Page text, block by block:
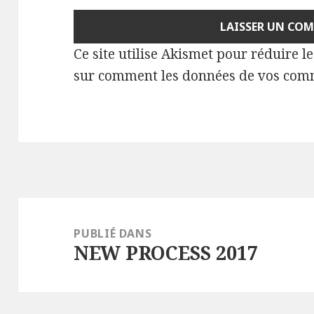
Ce site utilise Akismet pour réduire
sur comment les données de vos
l’article
PUBLIÉ DANS
NEW PROCESS 2017